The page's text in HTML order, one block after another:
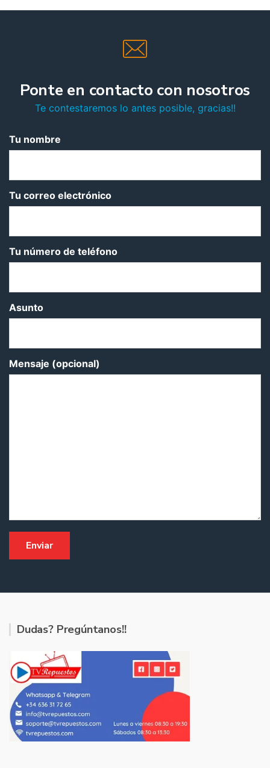
Ponte en contacto con nosotros
Te contestaremos lo antes posible, gracias!!
Tu nombre
Tu correo electrónico
Tu número de teléfono
Asunto
Mensaje (opcional)
Dudas? Pregúntanos!!